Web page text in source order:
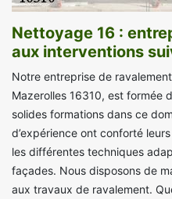
Nettoyage 16 :
aux interventions
Notre entreprise de
Mazerolles 16310, est formée
solides formations dans ce
d’expérience ont conforté
les différentes techniques
façades. Nous disposons de
aux travaux de ravalement.